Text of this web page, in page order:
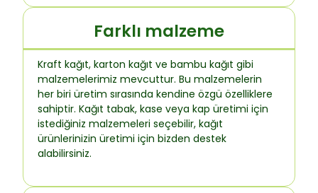
Farklı malzeme
Kraft kağıt, karton kağıt ve bambu kağıt gibi
malzemelerimiz mevcuttur. Bu malzemelerin
her biri üretim sırasında kendine özgü özelliklere
sahiptir. Kağıt tabak, kase veya kap üretimi için
istediğiniz malzemeleri seçebilir, kağıt
ürünlerinizin üretimi için bizden destek
alabilirsiniz.